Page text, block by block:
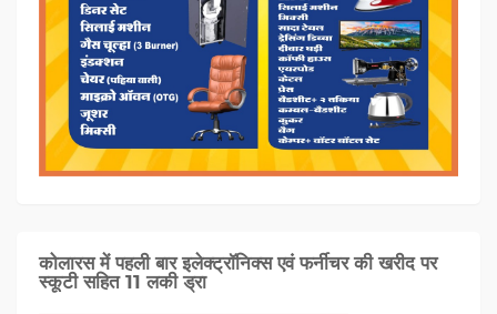
कोलारस में पहली बार इलेक्ट्रॉनिक्स एवं फर्नीचर की खरीद पर
स्कूटी सहित 11 लकी ड्रा